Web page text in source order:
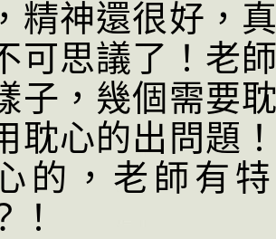
精神還很好，
可思議了！老
子，幾個需要
耽心的出問題
的，老師有
！